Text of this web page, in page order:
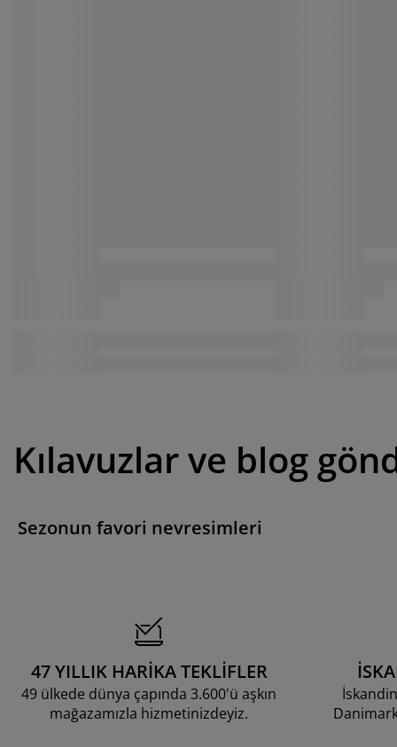
Kılavuzlar ve blog
Sezonun favori nevresimleri
47 YILLIK HARİKA TEKLİFLER
49 ülkede dünya çapında 3.600'ü aşkın
mağazamızla hizmetinizdeyiz.